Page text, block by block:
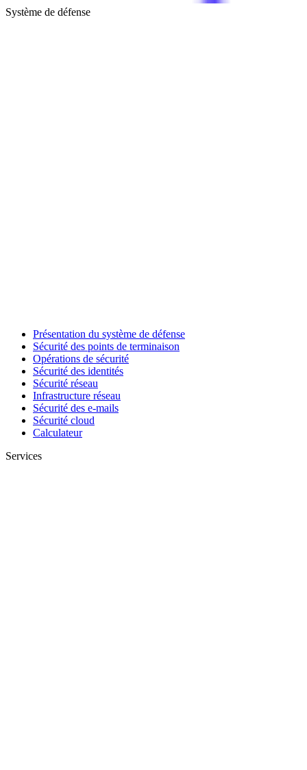
Système de défense
Présentation du système de défense
Sécurité des points de terminaison
Opérations de sécurité
Sécurité des identités
Sécurité réseau
Infrastructure réseau
Sécurité des e-mails
Sécurité cloud
Calculateur
Services